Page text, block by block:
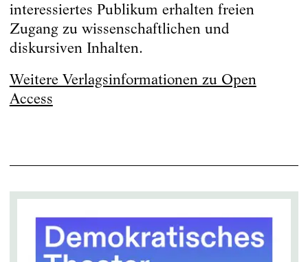
interessiertes Publikum erhalten freien
Zugang zu wissenschaftlichen und
diskursiven Inhalten.
Weitere Verlagsinformationen zu Open
Access